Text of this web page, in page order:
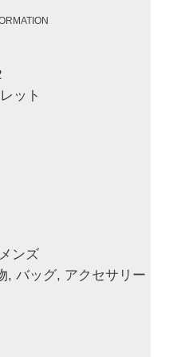
ット
ンズ
, バッグ, アクセサリー